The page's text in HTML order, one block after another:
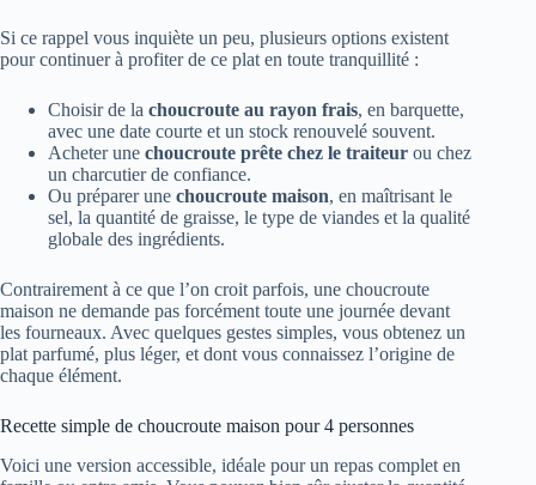
Si ce rappel vous inquiète un peu, plusieurs options existent
pour continuer à profiter de ce plat en toute tranquillité :
Choisir de la choucroute au rayon frais, en barquette,
avec une date courte et un stock renouvelé souvent.
Acheter une choucroute prête chez le traiteur ou chez
un charcutier de confiance.
Ou préparer une choucroute maison, en maîtrisant le
sel, la quantité de graisse, le type de viandes et la qualité
globale des ingrédients.
Contrairement à ce que l’on croit parfois, une choucroute
maison ne demande pas forcément toute une journée devant
les fourneaux. Avec quelques gestes simples, vous obtenez un
plat parfumé, plus léger, et dont vous connaissez l’origine de
chaque élément.
Recette simple de choucroute maison pour 4 personnes
Voici une version accessible, idéale pour un repas complet en